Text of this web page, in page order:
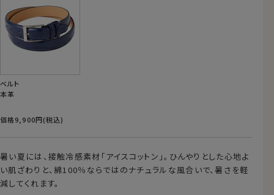
ベルト
本革
価格9,900円(税込)
暑い夏には、接触冷感素材「アイスコットン」。ひんやりとした心地よ
い肌ざわりと、綿100％ならではのナチュラルな風合いで、暑さを軽
減してくれます。